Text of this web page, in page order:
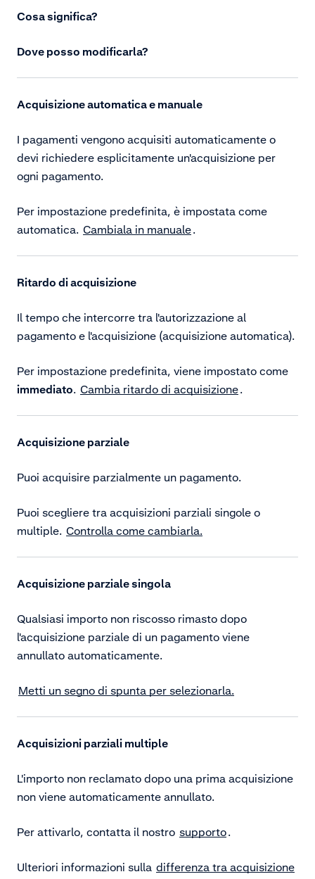
Cosa significa?
Dove posso modificarla?
Acquisizione automatica e manuale
I pagamenti vengono acquisiti automaticamente o
devi richiedere esplicitamente un'acquisizione per
ogni pagamento.
Per impostazione predefinita, è impostata come
automatica. Cambiala in manuale.
Ritardo di acquisizione
Il tempo che intercorre tra l'autorizzazione al
pagamento e l'acquisizione (acquisizione automatica).
Per impostazione predefinita, viene impostato come
immediato. Cambia ritardo di acquisizione.
Acquisizione parziale
Puoi acquisire parzialmente un pagamento.
Puoi scegliere tra acquisizioni parziali singole o
multiple. Controlla come cambiarla.
Acquisizione parziale singola
Qualsiasi importo non riscosso rimasto dopo
l'acquisizione parziale di un pagamento viene
annullato automaticamente.
Metti un segno di spunta per selezionarla.
Acquisizioni parziali multiple
L'importo non reclamato dopo una prima acquisizione
non viene automaticamente annullato.
Per attivarlo, contatta il nostro supporto.
Ulteriori informazioni sulla differenza tra acquisizione